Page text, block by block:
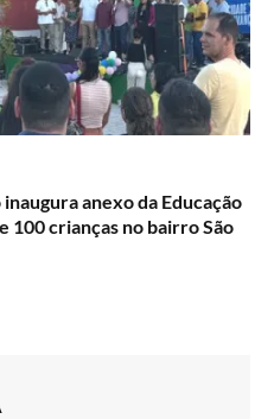
anexo da Educação
100 crianças no bairro São